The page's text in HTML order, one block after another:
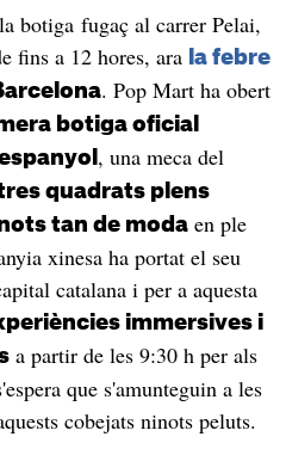
botiga fugaç al carrer Pelai,
fins a 12 hores, ara la febre
. Pop Mart ha obert
botiga oficial
, una meca del
quadrats plens
tan de modaen ple
xinesa ha portat el seu
catalana i per a aquesta
immersives i
a partir de les 9:30 h per als
que s'amunteguin a les
cobejats ninots peluts.